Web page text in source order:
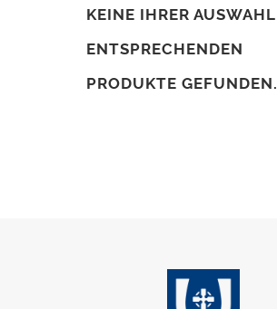
KEINE IHRER AUSWAHL
ENTSPRECHENDEN
PRODUKTE GEFUNDEN.